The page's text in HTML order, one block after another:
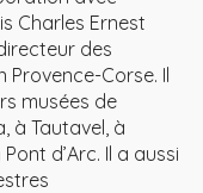
Charles Ernest
des
Corse. Il
musées de
à Tautavel, à
d’Arc. Il a aussi